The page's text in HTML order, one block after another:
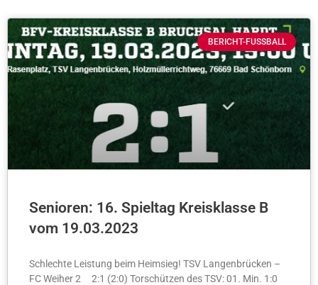
BERICHT-FUSSBALL
Senioren: 16. Spieltag Kreisklasse B
vom 19.03.2023
Schlechte Leistung beim Heimsieg! TSV Langenbrücken –
FC Weiher 2 2:1 (2:0) Torschützen des TSV: 01. Min. 1:0